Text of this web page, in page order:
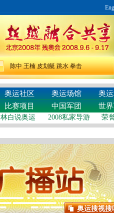
陈中 王楠 皮划艇 跳水 拳击
奥运社区 奥运场馆 奥
比赛项目 中国军团 世
林白说奥运 2008私家导游 荣
奥运搜视搜